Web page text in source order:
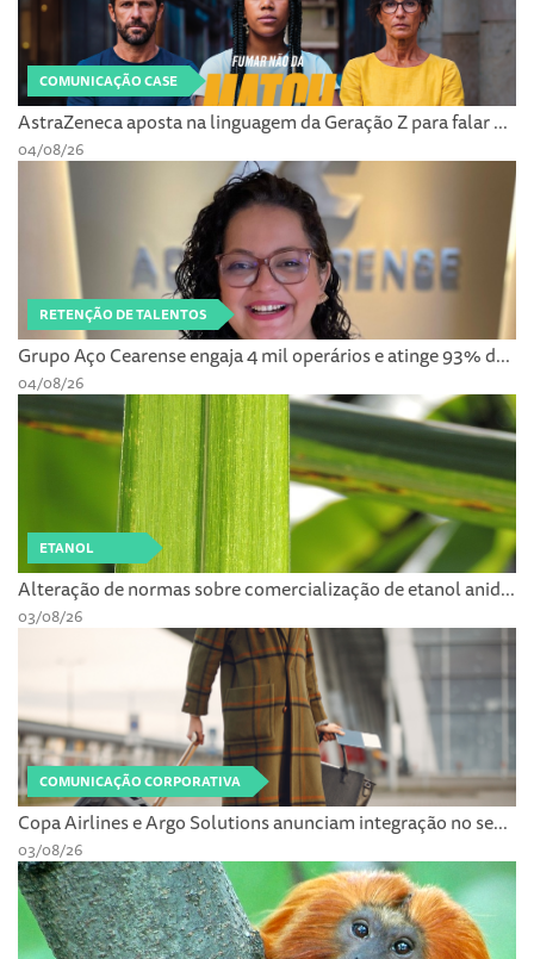
COMUNICAÇÃO CASE
AstraZeneca aposta na linguagem da Geração Z para falar ...
04/08/26
RETENÇÃO DE TALENTOS
Grupo Aço Cearense engaja 4 mil operários e atinge 93% d...
04/08/26
ETANOL
Alteração de normas sobre comercialização de etanol anid...
03/08/26
COMUNICAÇÃO CORPORATIVA
Copa Airlines e Argo Solutions anunciam integração no se...
03/08/26